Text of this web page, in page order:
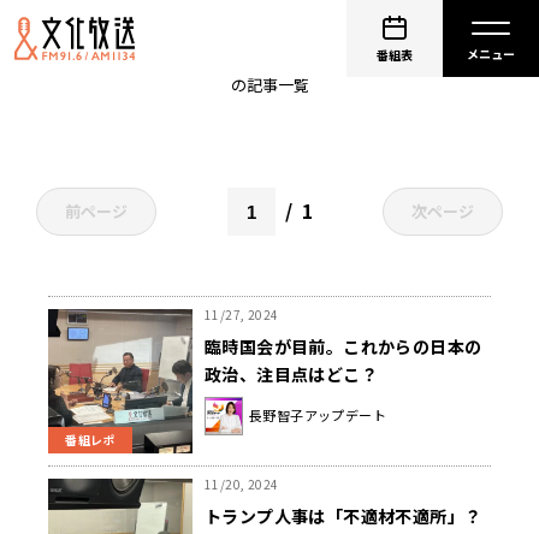
番組表
の記事一覧
前ページ 1 次ページ
番組レポ
11/27, 2024
臨時国会が目前。これからの日本の
政治、注目点はどこ？
長野智子アップデート
11/20, 2024
トランプ人事は「不適材不適所」？